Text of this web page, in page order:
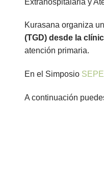
Kurasana organiza
(TGD) desde la
atención primaria.
En el Simposio
A continuación